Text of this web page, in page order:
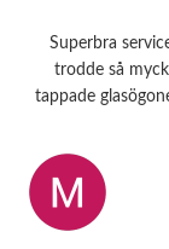
Superbra service! Det ingick även en försäkring som
trodde så
tappade